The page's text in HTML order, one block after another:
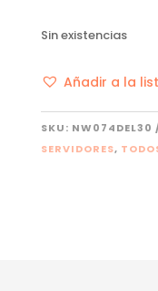
Sin existencias
Añadir a la
SKU: NW074DEL30
SERVIDORES,